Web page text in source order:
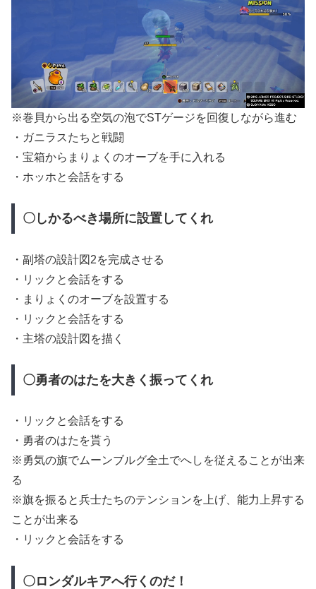
※巻貝から出る空気の泡でSTゲージを回復しながら進む
・ガニラスたちと戦闘
・宝箱からまりょくのオーブを手に入れる
・ホッホと会話をする
〇しかるべき場所に設置してくれ
・副塔の設計図2を完成させる
・リックと会話をする
・まりょくのオーブを設置する
・リックと会話をする
・主塔の設計図を描く
〇勇者のはたを大きく振ってくれ
・リックと会話をする
・勇者のはたを貰う
※勇気の旗でムーンブルグ全土でへしを従えることが出来
る
※旗を振ると兵士たちのテンションを上げ、能力上昇する
ことが出来る
・リックと会話をする
〇ロンダルキアへ行くのだ！